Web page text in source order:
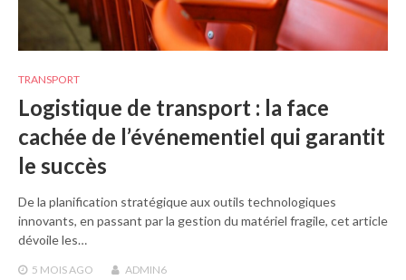
TRANSPORT
Logistique de transport : la face
cachée de l’événementiel qui garantit
le succès
De la planification stratégique aux outils technologiques
innovants, en passant par la gestion du matériel fragile, cet article
dévoile les…
5 MOISAGO ADMIN6